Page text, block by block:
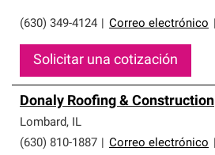
(630) 349-4124 Correo electrónico
Solicitar una cotización
Donaly Roofing & Construction
Lombard, IL
(630) 810-1887
Correo electrónico